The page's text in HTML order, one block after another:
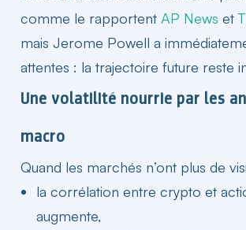
comme le rapportent AP News et
mais Jerome Powell a
attentes : la trajectoire future reste
Une volatilité nourrie par les
macro​
Quand les marchés n’ont plus de
la corrélation entre crypto et
augmente,